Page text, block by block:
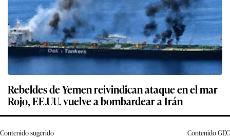
Rebeldes de Yemen reivindican ataque en el mar
Rojo, EE.UU. vuelve a bombardear a Irán
Contenido sugerido ContenidoGEC